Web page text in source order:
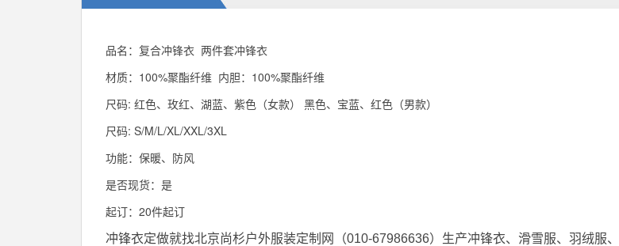
品名：复合冲锋衣 两件套冲锋衣
材质：100%聚酯纤维 内胆：100%聚酯纤维
尺码: 红色、玫红、湖蓝、紫色（女款） 黑色、宝蓝、红色（男款）
尺码: S/M/L/XL/XXL/3XL
功能：保暖、防风
是否现货：是
起订：20件起订
冲锋衣定做就找北京尚杉户外服装定制网（010-67986636）生产冲锋衣、滑雪服、羽绒服、